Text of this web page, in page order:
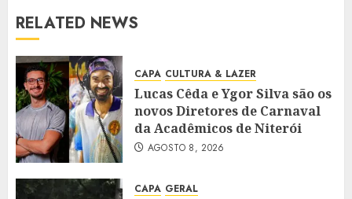
RELATED NEWS
CAPA CULTURA & LAZER
Lucas Cêda e Ygor Silva são os
novos Diretores de Carnaval
da Acadêmicos de Niterói
AGOSTO 8, 2026
CAPA GERAL